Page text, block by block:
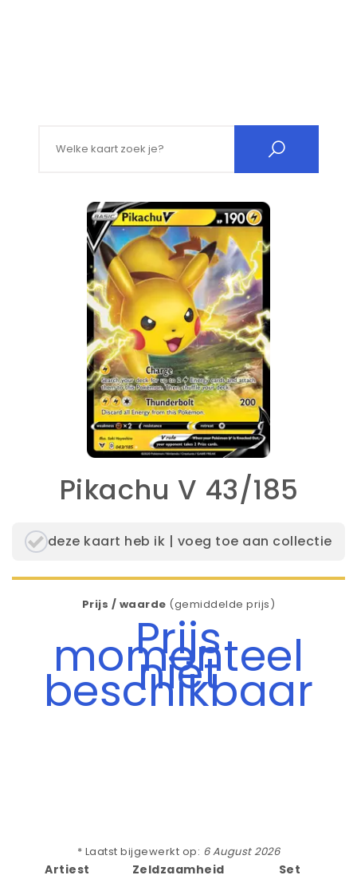
Pikachu V 43/185
deze kaart heb ik | voeg toe aan collectie
Prijs / waarde (gemiddelde prijs)
Prijs
momenteel
niet
beschikbaar
* Laatst bijgewerkt op: 6 August 2026
Artiest Zeldzaamheid Set